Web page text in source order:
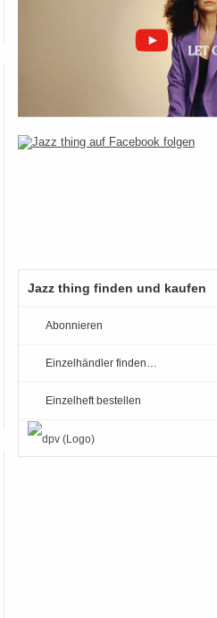
Jazz thing finden und kaufen
Abonnieren
Einzelhändler finden…
Einzelheft bestellen